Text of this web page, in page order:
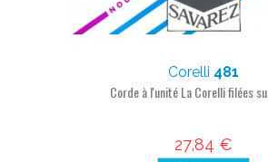
Corelli 481
Corde à l'unité La Corelli filées
27,84 €